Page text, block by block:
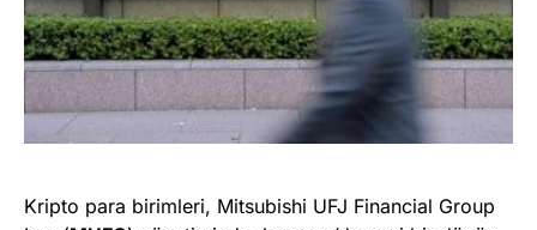
Kripto para birimleri, Mitsubishi UFJ Financial Group